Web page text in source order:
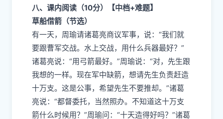
八、课内阅读（10分）【中档+难题】
草船借箭（节选）
有一天，周瑜请诸葛亮商议军事，说：“我们就
要跟曹军交战。水上交战，用什么兵器最好？”
诸葛亮说：“用弓箭最好。”周瑜说：“对，先生跟
我想的一样。现在军中缺箭，想请先生负责赶造
十万支。这是公事，希望先生不要推却。”诸葛
亮说：“都督委托，当然照办。不知道这十万支
箭什么时候用？”周瑜问：“十天造得好吗？”诸葛